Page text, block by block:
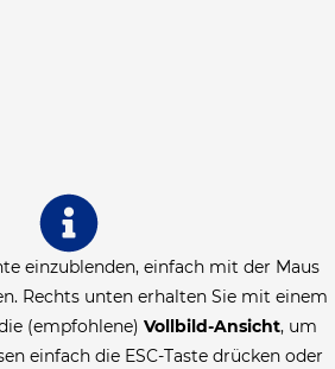
einzublenden, einfach mit der Maus
Rechts unten erhalten Sie mit einem
(empfohlene) Vollbild-Ansicht, um
einfach die ESC-Taste drücken oder